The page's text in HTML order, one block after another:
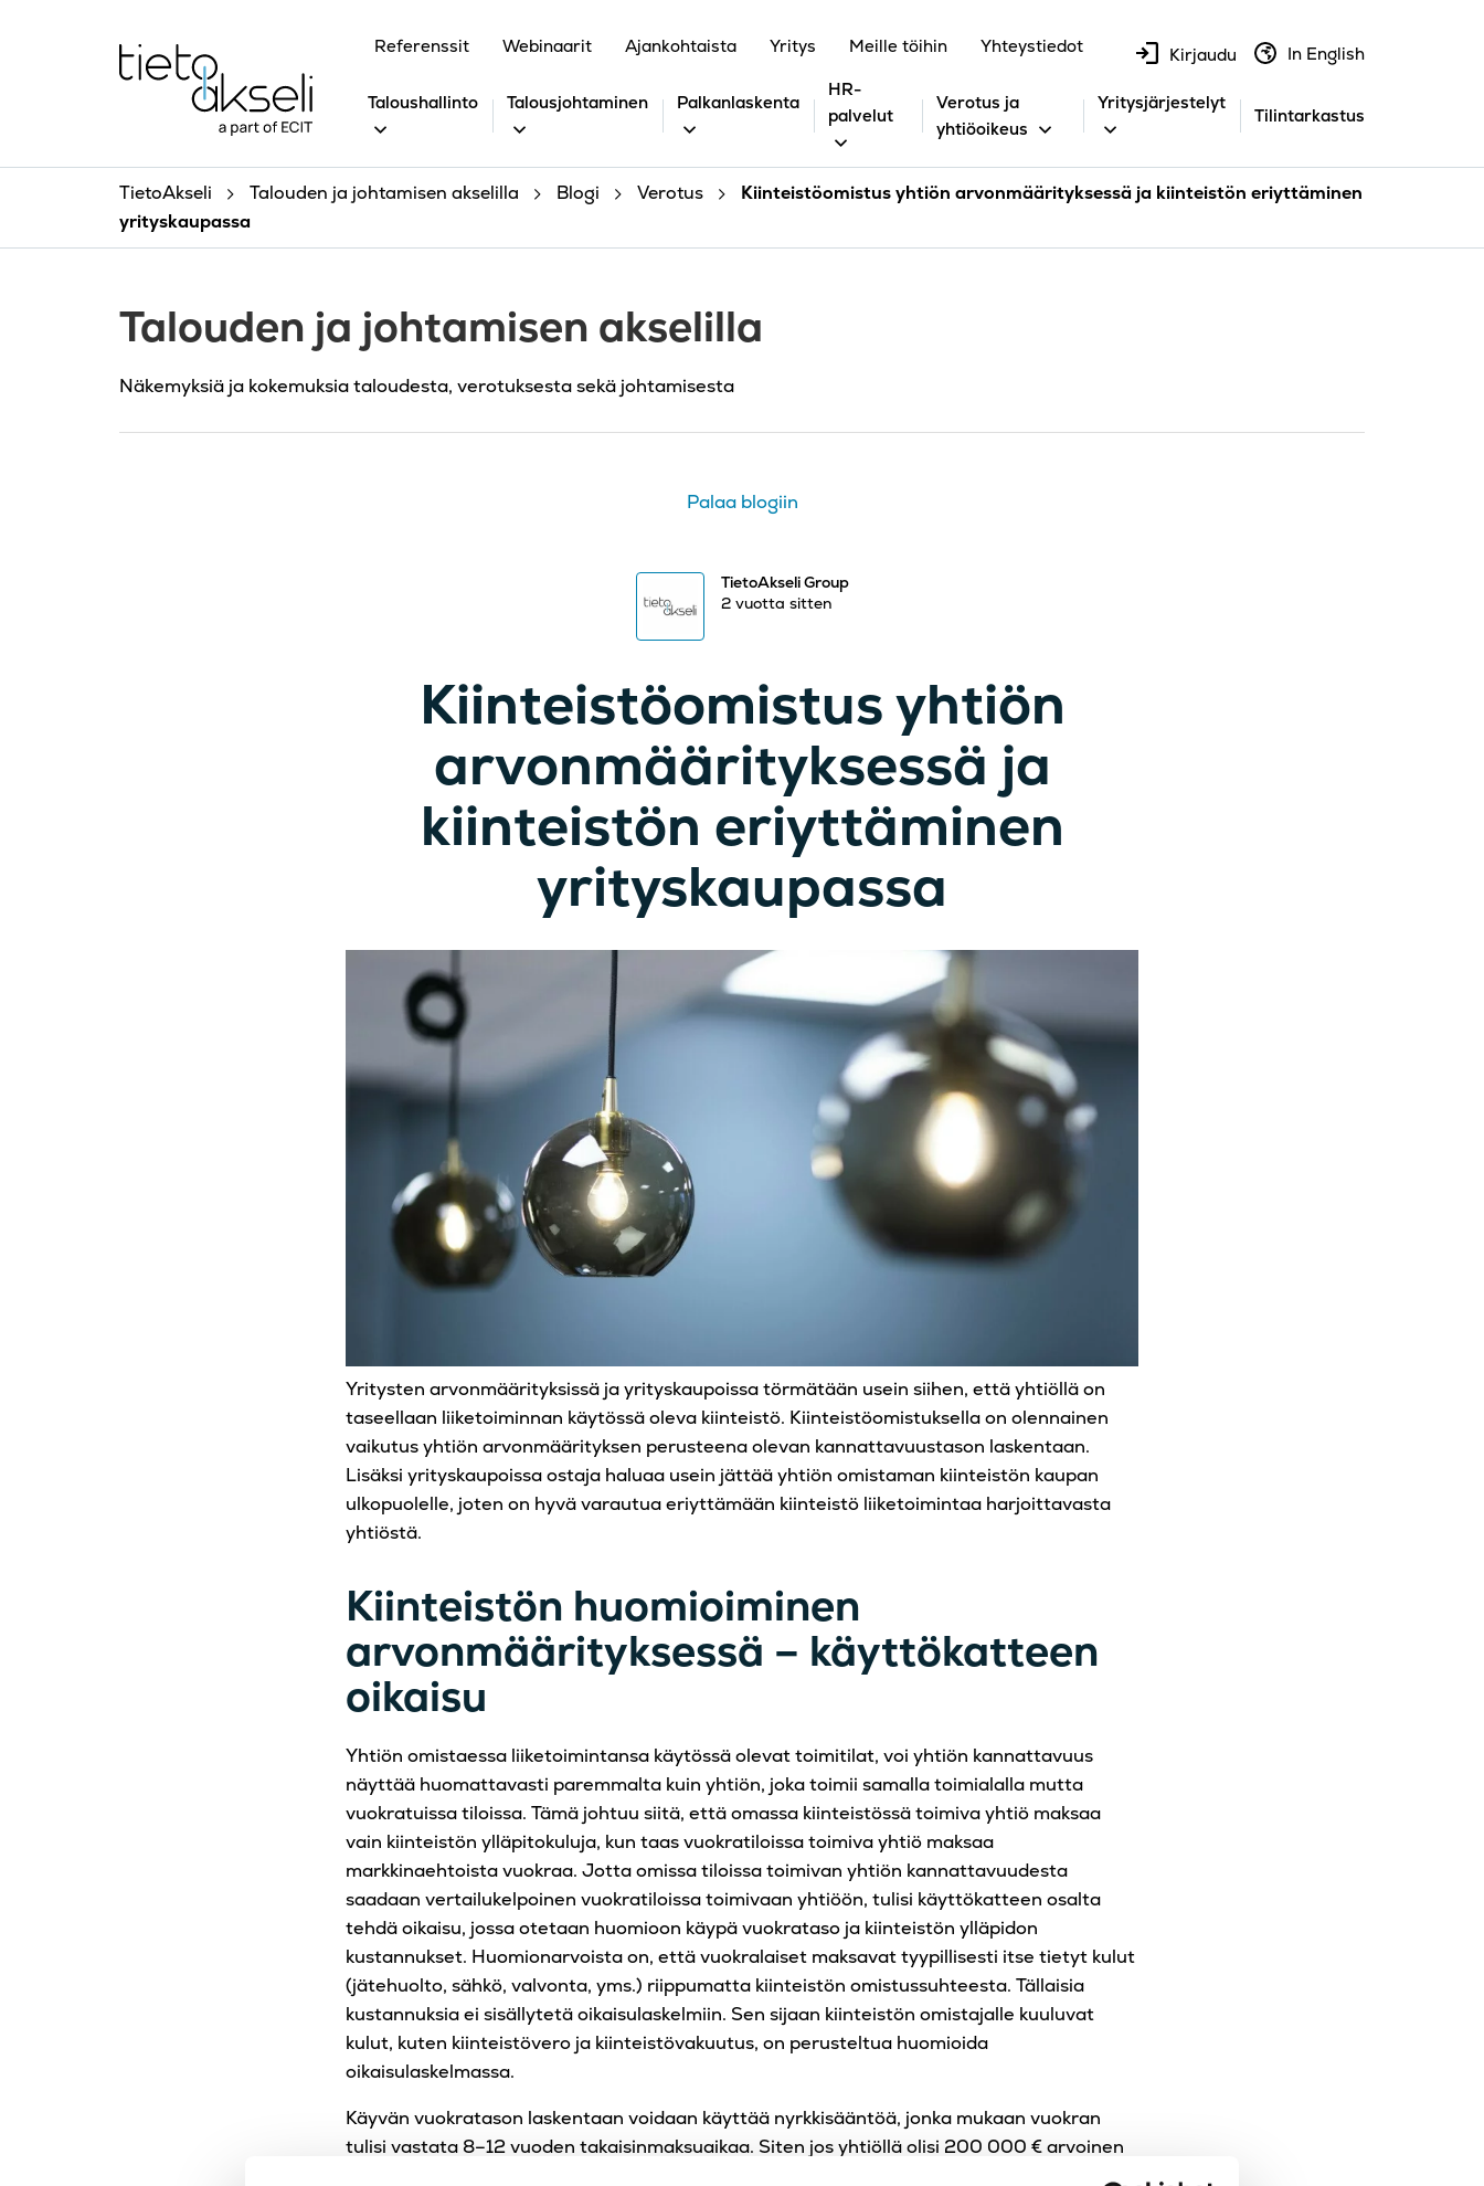
Referenssit Webinaarit Ajankohtaista Yritys Meille töihin Yhteystiedot Kirjaudu In English
Taloushallinto Talousjohtaminen Palkanlaskenta
HR-
palvelut
Verotus ja
yhtiöoikeus
Yritysjärjestelyt
Tilintarkastus
TietoAkseli Talouden ja johtamisen akselilla Blogi Verotus
Kiinteistöomistus yhtiön arvonmäärityksessä ja kiinteistön eriyttäminen
yrityskaupassa
Talouden ja johtamisen akselilla
Näkemyksiä ja kokemuksia taloudesta, verotuksesta sekä johtamisesta
Palaa blogiin
TietoAkseli Group
2 vuotta sitten
Kiinteistöomistus yhtiön
arvonmäärityksessä ja
kiinteistön eriyttäminen
yrityskaupassa
Yritysten arvonmäärityksissä ja yrityskaupoissa törmätään usein siihen, että yhtiöllä on
taseellaan liiketoiminnan käytössä oleva kiinteistö. Kiinteistöomistuksella on olennainen
vaikutus yhtiön arvonmäärityksen perusteena olevan kannattavuustason laskentaan.
Lisäksi yrityskaupoissa ostaja haluaa usein jättää yhtiön omistaman kiinteistön kaupan
ulkopuolelle, joten on hyvä varautua eriyttämään kiinteistö liiketoimintaa harjoittavasta
yhtiöstä.
Kiinteistön huomioiminen
arvonmäärityksessä – käyttökatteen
oikaisu
Yhtiön omistaessa liiketoimintansa käytössä olevat toimitilat, voi yhtiön kannattavuus
näyttää huomattavasti paremmalta kuin yhtiön, joka toimii samalla toimialalla mutta
vuokratuissa tiloissa. Tämä johtuu siitä, että omassa kiinteistössä toimiva yhtiö maksaa
vain kiinteistön ylläpitokuluja, kun taas vuokratiloissa toimiva yhtiö maksaa
markkinaehtoista vuokraa. Jotta omissa tiloissa toimivan yhtiön kannattavuudesta
saadaan vertailukelpoinen vuokratiloissa toimivaan yhtiöön, tulisi käyttökatteen osalta
tehdä oikaisu, jossa otetaan huomioon käypä vuokrataso ja kiinteistön ylläpidon
kustannukset. Huomionarvoista on, että vuokralaiset maksavat tyypillisesti itse tietyt kulut
(jätehuolto, sähkö, valvonta, yms.) riippumatta kiinteistön omistussuhteesta. Tällaisia
kustannuksia ei sisällytetä oikaisulaskelmiin. Sen sijaan kiinteistön omistajalle kuuluvat
kulut, kuten kiinteistövero ja kiinteistövakuutus, on perusteltua huomioida
oikaisulaskelmassa.
Käyvän vuokratason laskentaan voidaan käyttää nyrkkisääntöä, jonka mukaan vuokran
tulisi vastata 8–12 vuoden takaisinmaksuaikaa. Siten jos yhtiöllä olisi 200 000 € arvoinen